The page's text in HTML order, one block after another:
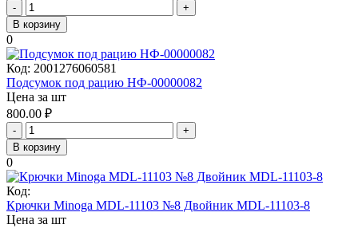
-
+
В корзину
0
Код: 2001276060581
Подсумок под рацию НФ-00000082
Цена за шт
800.00 ₽
-
+
В корзину
0
Код:
Крючки Minoga MDL-11103 №8 Двойник MDL-11103-8
Цена за шт